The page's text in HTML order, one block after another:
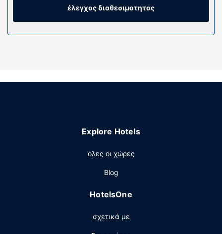
γραφεία. Παρέχεται επίσης οροφοκομία καθημερινά κι
Παροχές καταλύματος
πώλησης.
κατάλυμα (ibis budget Annecy Poisy). Με επιπλέον
καθημερινές μεταξύ 6:30 π.μ. - 9:30 π.μ..
όλο το 24ωρο, αποθήκευση αποσκευών και ένα
στάθμευση χωρίς παρκαδόρο.
έλεγχος διαθεσιμοτητας
Explore Hotels
όλες οι χώρες
Blog
HotelsOne
σχετικά με